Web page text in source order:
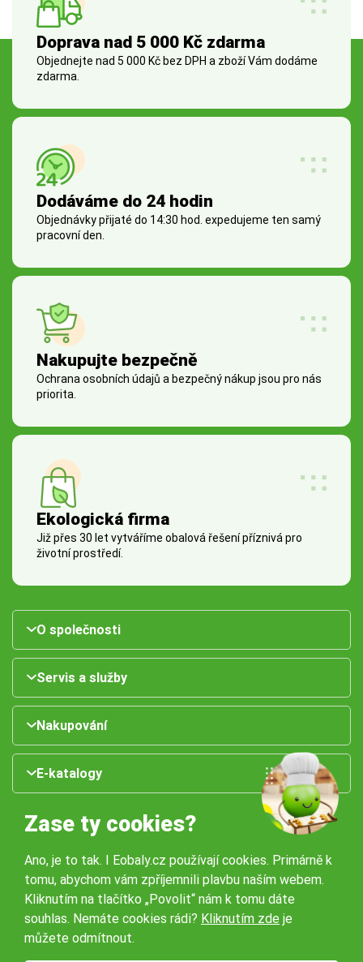
Doprava nad 5 000 Kč zdarma
Objednejte nad 5 000 Kč bez DPH a zboží Vám dodáme
zdarma.
Dodáváme do 24 hodin
Objednávky přijaté do 14:30 hod. expedujeme ten samý
pracovní den.
Nakupujte bezpečně
Ochrana osobních údajů a bezpečný nákup jsou pro nás
priorita.
Ekologická firma
Již přes 30 let vytváříme obalová řešení příznivá pro
životní prostředí.
O společnosti
Servis a služby
Nakupování
E-katalogy
Naše pobočky:
Zase ty cookies?
Ano, je to tak. I Eobaly.cz používají cookies. Primárně k
tomu, abychom vám zpříjemnili plavbu naším webem.
Kliknutím na tlačítko „Povolit“ nám k tomu dáte
souhlas. Nemáte cookies rádi? Kliknutím zde je
můžete odmítnout.